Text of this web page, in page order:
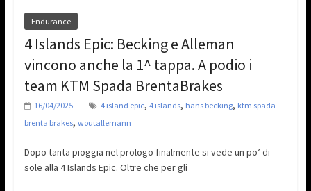
Endurance
4 Islands Epic: Becking e Alleman
vincono anche la 1^ tappa. A podio i
team KTM Spada BrentaBrakes
16/04/2025 4 island epic, 4 islands, hans becking, ktm spada
brenta brakes, woutallemann
Dopo tanta pioggia nel prologo finalmente si vede un po’ di
sole alla 4 Islands Epic. Oltre che per gli